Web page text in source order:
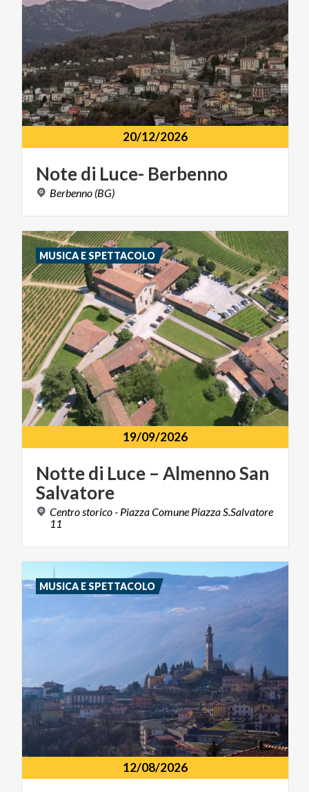
20/12/2026
Notedi Luce- Berbenno
Berbenno (BG)
19/09/2026
Nottedi Luce – AlmennoSan
Salvatore
Centro storico - Piazza Comune Piazza S.Salvatore
11
MUSICA E SPETTACOLO
12/08/2026
MUSICA E SPETTACOLO